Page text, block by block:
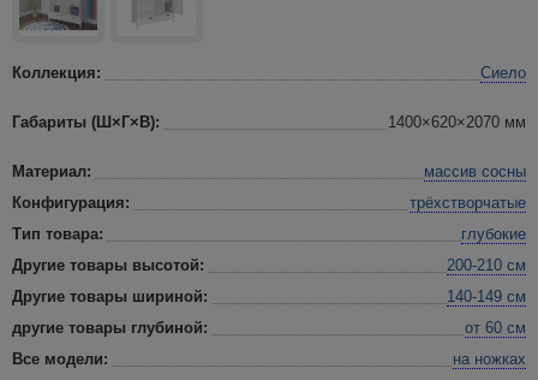
Коллекция: Сиело
Габариты (Ш×Г×В): 1400×620×2070 мм
Материал:
массив сосны
Конфигурация:
трёхстворчатые
Тип товара:
глубокие
Другие товары высотой:
200-210 см
Другие товары шириной:
140-149 см
другие товары глубиной:
от 60 см
Все модели:
на ножках